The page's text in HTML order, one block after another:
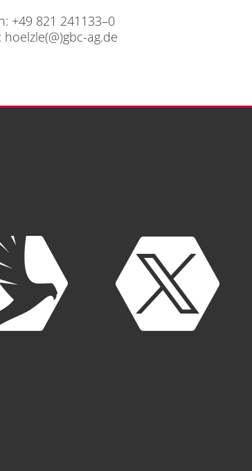
+49 821 241133–0
hoelzle(@)gbc-ag.de